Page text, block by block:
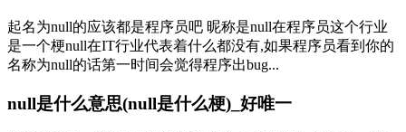
起名为null的应该都是程序员吧 昵称是null在程序员这个行业
是一个梗null在IT行业代表着什么都没有,如果程序员看到你的
名称为null的话第一时间会觉得程序出bug...
null是什么意思(null是什么梗)_好唯一